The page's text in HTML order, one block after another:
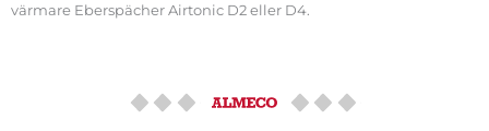
värmare Eberspächer Airtonic D2 eller D4.